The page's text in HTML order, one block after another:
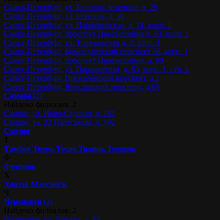
Санкт-Петербург, ул. Большая Зеленина, д. 29
Санкт-Петербург, ул. Есенина, д. 30
Санкт-Петербург, ул. Парфёновская, д. 14, корп. 1
Санкт-Петербург, проспект Просвещения д. 53, корп. 1
Санкт-Петербург, ул. Торжковская д. 2, корп. 1
Санкт-Петербург, Комендантский проспект 66, корп. 1
Санкт-Петербург, проспект Просвещения, д. 99
Санкт-Петербург, ул. Парашютная, д. 63, корп. 1, стр. 1
Санкт-Петербург, Пискарёвский проспект, д.1
Санкт-Петербург, Ярославский проспект, д.63
Самара (2)
Самара, ул. Ново-Садовая, д. 163
Самара, ул. 22 Партсъезда, д. 192
Сходня
Тамбов Тверь Тосно Троицк Тюмень
Фрязино
Ханты-Мансийск
Череповец (2)